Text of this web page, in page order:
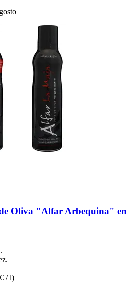
Oliva "Alfar Arbequina" en
/ l)